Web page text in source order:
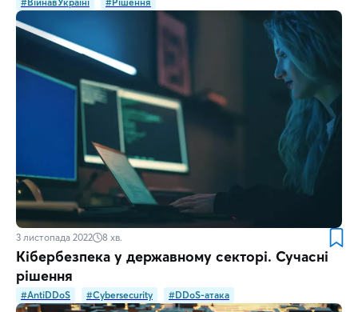
3 листопада 2022 8 хв.
Кібербезпека у державному секторі. Сучасні
рішення
#AntiDDoS #Cybersecurity #DDoS-атака